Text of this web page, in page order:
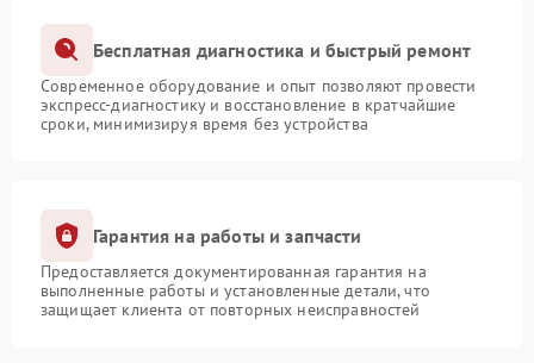
Бесплатная диагностика и быстрый ремонт
Современное оборудование и опыт позволяют провести
экспресс-диагностику и восстановление в кратчайшие
сроки, минимизируя время без устройства
Гарантия на работы и запчасти
Предоставляется документированная гарантия на
выполненные работы и установленные детали, что
защищает клиента от повторных неисправностей